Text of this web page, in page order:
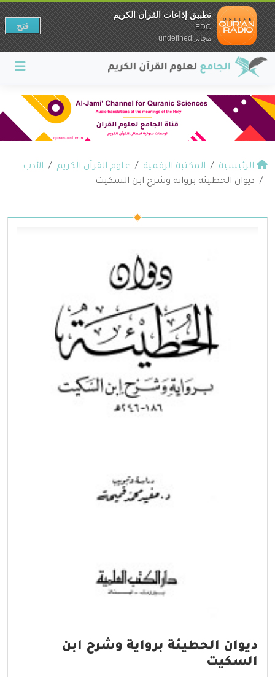
الرئيسية المكتبة الرقمية علوم القرآن الكريم
الأدب
ديوان الحطيئة برواية وشرح ابن السكيت
ديوان الحطيئة برواية وشرح ابن
السكيت
تطبيق إذاعات القرآن الكريم
EDC
مجانيundefined
فتح